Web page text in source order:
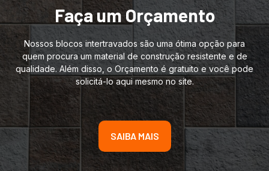
Faça um Orçamento
Nossos blocos intertravados são uma ótima opção para
quem procura um material de construção resistente e de
qualidade. Além disso, o Orçamento é gratuito e você pode
solicitá-lo aqui mesmo no site.
SAIBA MAIS